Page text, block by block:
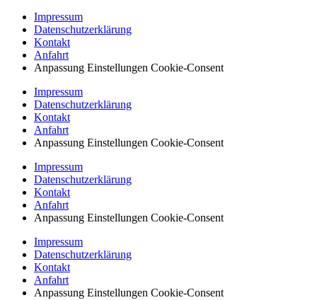
Impressum
Datenschutzerklärung
Kontakt
Anfahrt
Anpassung Einstellungen Cookie-Consent
Impressum
Datenschutzerklärung
Kontakt
Anfahrt
Anpassung Einstellungen Cookie-Consent
Impressum
Datenschutzerklärung
Kontakt
Anfahrt
Anpassung Einstellungen Cookie-Consent
Impressum
Datenschutzerklärung
Kontakt
Anfahrt
Anpassung Einstellungen Cookie-Consent